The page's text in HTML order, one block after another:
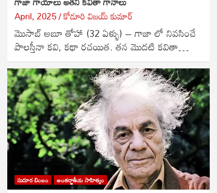
April, 2025 కోడూరి విజయ్ కుమార్
మొసాబ్ అబూ తోహా (32 ఏళ్ళు) – గాజా లో నివసించే
పాలస్తీనా కవి, కథా రచయిత. తన మొదటి కవితా…
సుదూర బింబం అంతర్జాతీయ సాహిత్యం